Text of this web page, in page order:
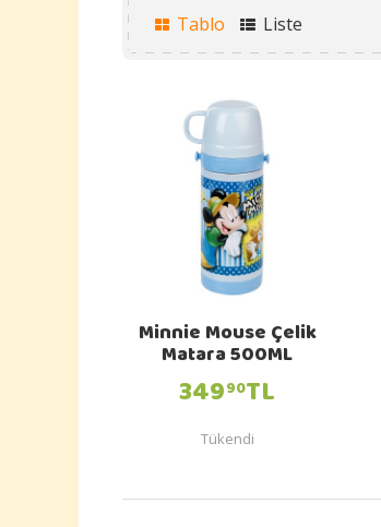
Tablo Liste
Minnie Mouse Çelik
Matara 500ML
34990TL
Tükendi